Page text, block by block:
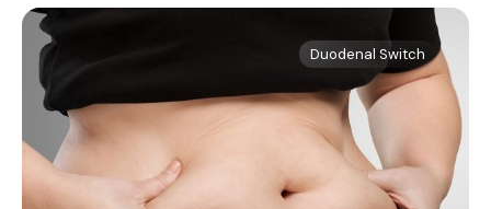
Duodenal Switch